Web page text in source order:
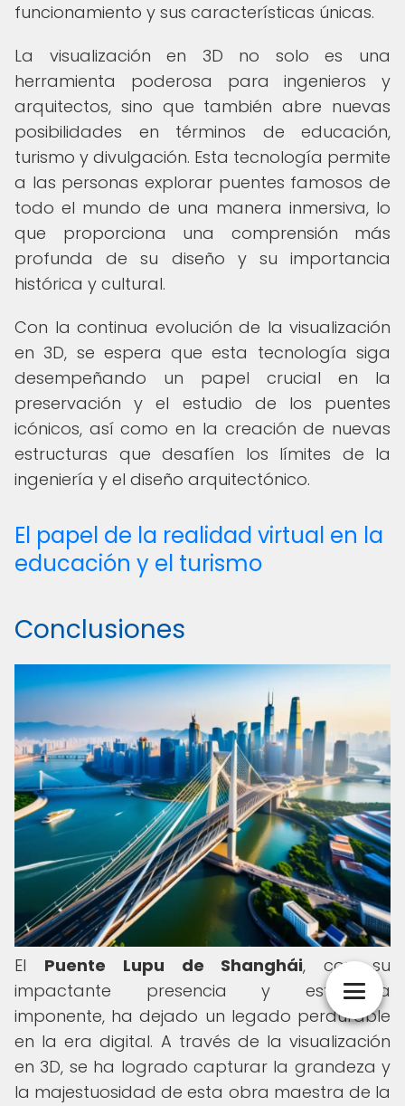
funcionamiento y sus características únicas.
La visualización en 3D no solo es una
herramienta poderosa para ingenieros y
arquitectos, sino que también abre nuevas
posibilidades en términos de educación,
turismo y divulgación. Esta tecnología permite
a las personas explorar puentes famosos de
todo el mundo de una manera inmersiva, lo
que proporciona una comprensión más
profunda de su diseño y su importancia
histórica y cultural.
Con la continua evolución de la visualización
en 3D, se espera que esta tecnología siga
desempeñando un papel crucial en la
preservación y el estudio de los puentes
icónicos, así como en la creación de nuevas
estructuras que desafíen los límites de la
ingeniería y el diseño arquitectónico.
El papel de la realidad virtual en la
educación y el turismo
Conclusiones
El Puente Lupu de Shanghái, con su
impactante presencia y estructura
imponente, ha dejado un legado perdurable
en la era digital. A través de la visualización
en 3D, se ha logrado capturar la grandeza y
la majestuosidad de esta obra maestra de la